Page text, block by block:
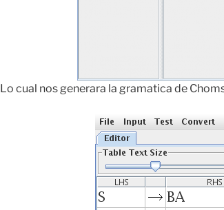
Lo cual nos generara la gramatica de